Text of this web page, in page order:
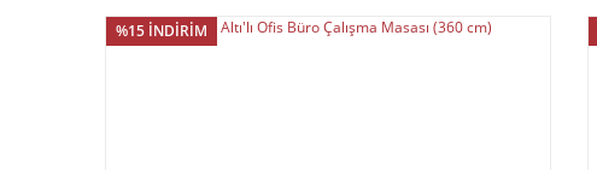
%15 İNDİRİM